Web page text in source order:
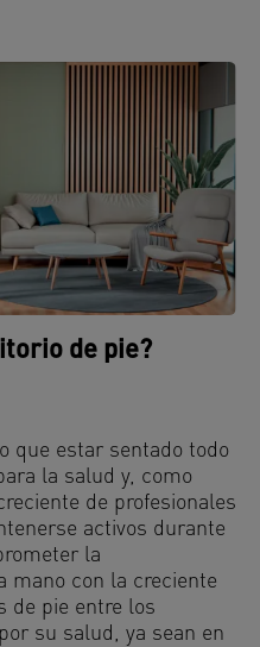
de pie?
que estar sentado todo
la salud y, como
de profesionales
activos durante
la
mano con la creciente
de pie entre los
su salud, ya sean en